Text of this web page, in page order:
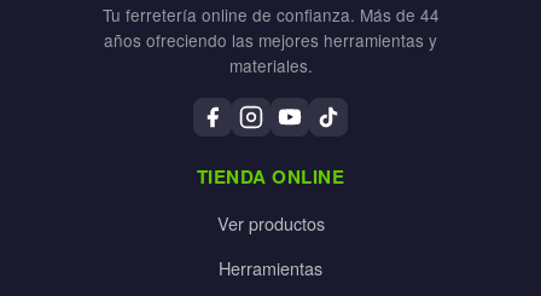
Tu ferretería online de confianza. Más de 44
años ofreciendo las mejores herramientas y
materiales.
TIENDA ONLINE
Ver productos
Herramientas